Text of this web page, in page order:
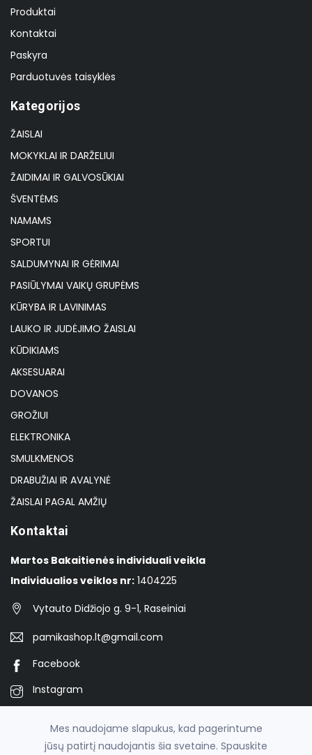
Produktai
Kontaktai
Paskyra
Parduotuvės taisyklės
Kategorijos
ŽAISLAI
MOKYKLAI IR DARŽELIUI
ŽAIDIMAI IR GALVOSŪKIAI
ŠVENTĖMS
NAMAMS
SPORTUI
SALDUMYNAI IR GĖRIMAI
PASIŪLYMAI VAIKŲ GRUPĖMS
KŪRYBA IR LAVINIMAS
LAUKO IR JUDĖJIMO ŽAISLAI
KŪDIKIAMS
AKSESUARAI
DOVANOS
GROŽIUI
ELEKTRONIKA
SMULKMENOS
DRABUŽIAI IR AVALYNĖ
ŽAISLAI PAGAL AMŽIŲ
Kontaktai
Martos Bakaitienės individuali veikla
Individualios veiklos nr: 1404225
Vytauto Didžiojo g. 9-1, Raseiniai
pamikashop.lt@gmail.com
Facebook
Instagram
Mes naudojame slapukus, kad pagerintume
jūsų patirtį naudojantis šia svetaine. Spauskite